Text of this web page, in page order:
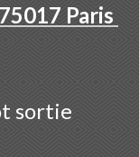
Paris
sortie